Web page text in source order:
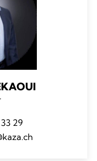
29